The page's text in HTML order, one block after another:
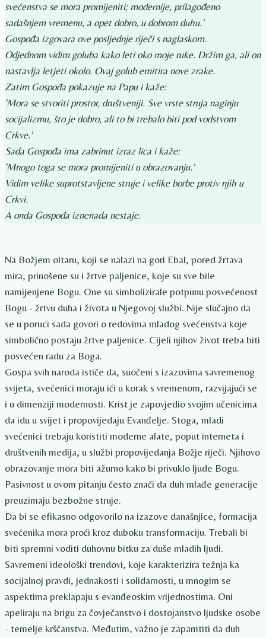
svećenstva se mora promijeniti; modernije, prilagođeno
sadašnjem vremenu, a opet dobro, u dobrom duhu.'
Gospođa izgovara ove posljednje riječi s naglaskom.
Odjednom vidim goluba kako leti oko moje ruke. Držim ga, ali on
nastavlja letjeti okolo. Ovaj golub emitira nove zrake.
Zatim Gospođa pokazuje na Papu i kaže:
'Mora se stvoriti prostor, društveniji. Sve vrste struja naginju
socijalizmu, što je dobro, ali to bi trebalo biti pod vodstvom
Crkve.'
Sada Gospođa ima zabrinut izraz lica i kaže:
'Mnogo toga se mora promijeniti u obrazovanju.'
Vidim velike suprotstavljene struje i velike borbe protiv njih u
Crkvi.
A onda Gospođa iznenada nestaje.
Na Božjem oltaru, koji se nalazi na gori Ebal, pored žrtava
mira, prinošene su i žrtve paljenice, koje su sve bile
namijenjene Bogu. One su simbolizirale potpunu posvećenost
Bogu - žrtvu duha i života u Njegovoj službi. Nije slučajno da
se u poruci sada govori o redovima mladog svećenstva koje
simbolično postaju žrtve paljenice. Cijeli njihov život treba biti
posvećen radu za Boga.
Gospa svih naroda ističe da, suočeni s izazovima savremenog
svijeta, svećenici moraju ići u korak s vremenom, razvijajući se
i u dimenziji modernosti. Krist je zapovjedio svojim učenicima
da idu u svijet i propovijedaju Evanđelje. Stoga, mladi
svećenici trebaju koristiti moderne alate, poput interneta i
društvenih medija, u službi propovijedanja Božje riječi. Njihovo
obrazovanje mora biti ažurno kako bi privuklo ljude Bogu.
Pasivnost u ovom pitanju često znači da duh mlađe generacije
preuzimaju bezbožne struje.
Da bi se efikasno odgovorilo na izazove današnjice, formacija
svećenika mora proći kroz duboku transformaciju. Trebali bi
biti spremni voditi duhovnu bitku za duše mladih ljudi.
Savremeni ideološki trendovi, koje karakterizira težnja ka
socijalnoj pravdi, jednakosti i solidarnosti, u mnogim se
aspektima preklapaju s evanđeoskim vrijednostima. Oni
apeliraju na brigu za čovječanstvo i dostojanstvo ljudske osobe
- temelje kršćanstva. Međutim, važno je zapamtiti da duh